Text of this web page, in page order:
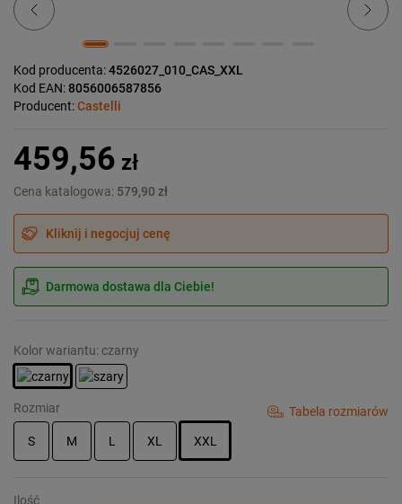
Kod producenta:4526027_010_CAS_XXL
Kod EAN:8056006587856
Producent:Castelli
459,56 zł
Cena katalogowa: 579,90 zł
Kliknij i negocjuj cenę
Darmowa dostawa dla Ciebie!
Kolor wariantu: czarny
Rozmiar Tabela rozmiarów
S M L XL XXL
Ilość